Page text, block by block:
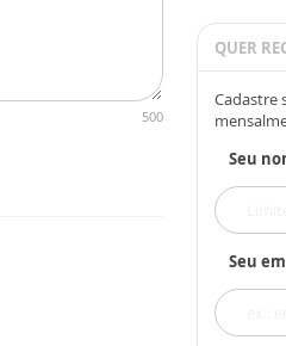
500
QUER
Cadastre
Seu
Seu